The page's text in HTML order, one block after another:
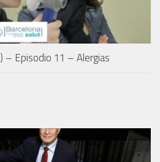
– Episodio 11 – Alergias